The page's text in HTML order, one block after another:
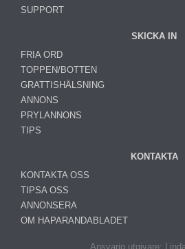
SUPPORT
SKICKA IN
FRIA ORD
TOPPEN/BOTTEN
GRATTISHÄLSNING
ANNONS
PRYLANNONS
TIPS
KONTAKTA
KONTAKTA OSS
TIPSA OSS
ANNONSERA
OM HAPARANDABLADET
Ansvarig utgivare: Linda